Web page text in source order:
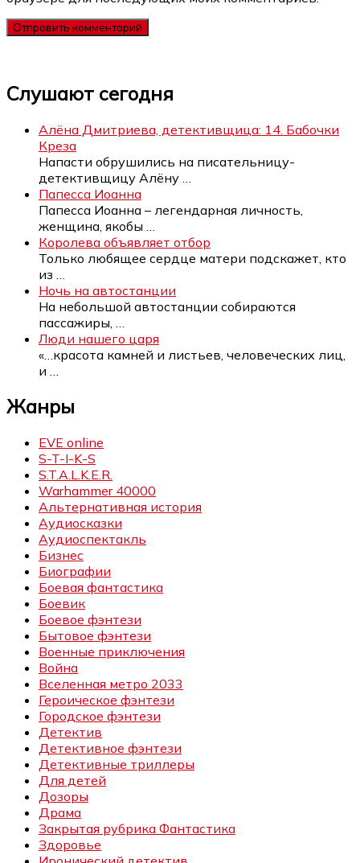
Слушают сегодня
Алёна Дмитриева, детективщица: 14. Бабочки
Креза
Напасти обрушились на писательницу-
детективщицу Алёну
Папесса Иоанна
Папесса Иоанна – легендарная личность,
женщина, якобы
Королева объявляет отбор
Только любящее сердце матери подскажет, кто
из
Ночь на автостанции
На небольшой автостанции собираются
пассажиры,
Люди нашего царя
«…красота камней и листьев, человеческих лиц,
и
Жанры
EVE online
S-T-I-K-S
S.T.A.L.K.E.R.
Warhammer 40000
Альтернативная история
Аудиосказки
Аудиоспектакль
Бизнес
Биографии
Боевая фантастика
Боевик
Боевое фэнтези
Бытовое фэнтези
Военные приключения
Война
Вселенная метро 2033
Героическое фэнтези
Городское фэнтези
Детектив
Детективное фэнтези
Детективные триллеры
Для детей
Дозоры
Драма
Закрытая рубрика Фантастика
Здоровье